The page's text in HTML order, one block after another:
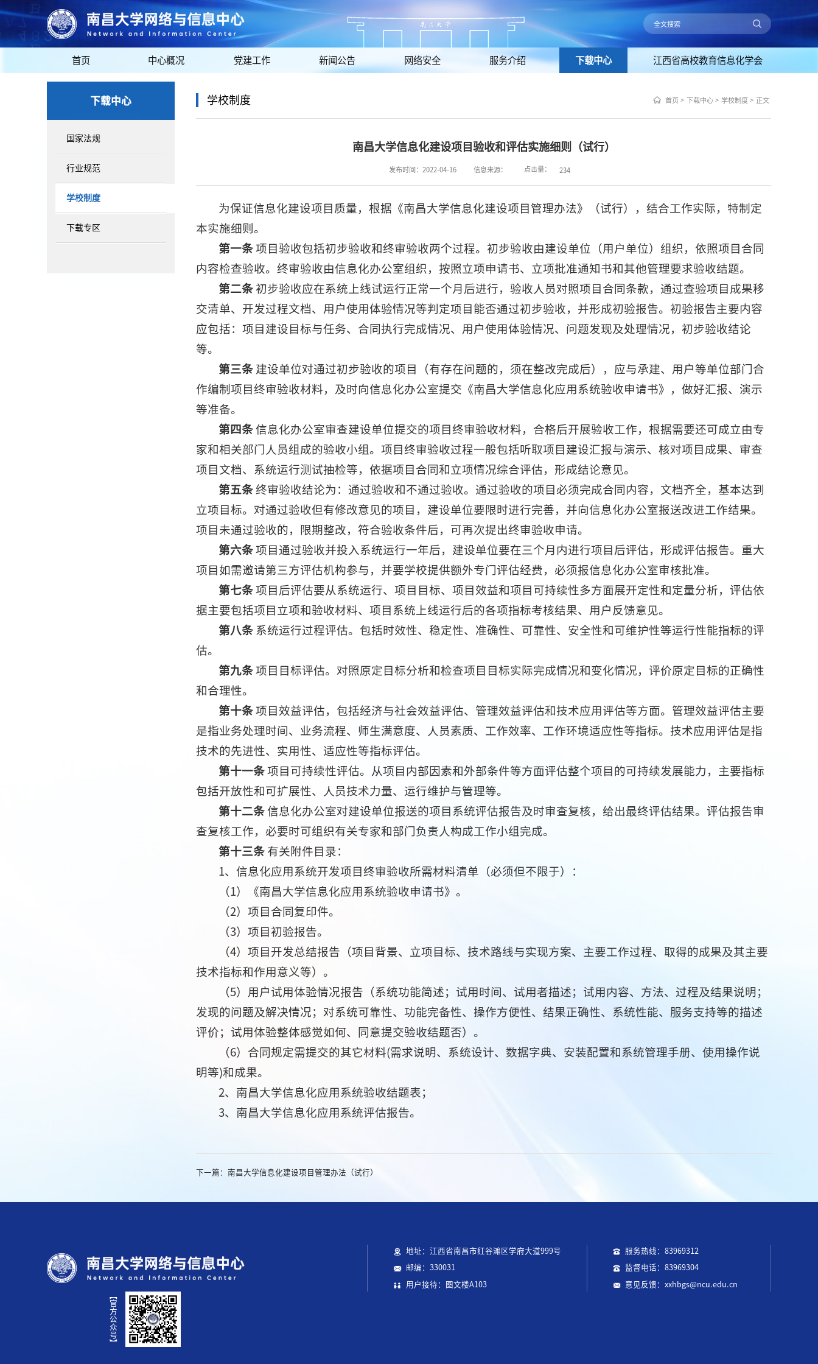
首页 中心概况 党建工作 新闻公告 网络安全 服务介绍 下载中心 江西省高校教育信息化学会
下载中心
国家法规
行业规范
学校制度
下载专区
学校制度 首页 > 下载中心 > 学校制度 > 正文
南昌大学信息化建设项目验收和评估实施细则（试行）
发布时间：2022-04-16 信息来源： 点击量： 234
为保证信息化建设项目质量，根据《南昌大学信息化建设项目管理办法》（试行），结合工作实际，特制定
本实施细则。
第一条 项目验收包括初步验收和终审验收两个过程。初步验收由建设单位（用户单位）组织，依照项目合同
内容检查验收。终审验收由信息化办公室组织，按照立项申请书、立项批准通知书和其他管理要求验收结题。
第二条 初步验收应在系统上线试运行正常一个月后进行，验收人员对照项目合同条款，通过查验项目成果移
交清单、开发过程文档、用户使用体验情况等判定项目能否通过初步验收，并形成初验报告。初验报告主要内容
应包括：项目建设目标与任务、合同执行完成情况、用户使用体验情况、问题发现及处理情况，初步验收结论
等。
第三条 建设单位对通过初步验收的项目（有存在问题的，须在整改完成后），应与承建、用户等单位部门合
作编制项目终审验收材料，及时向信息化办公室提交《南昌大学信息化应用系统验收申请书》，做好汇报、演示
等准备。
第四条信息化办公室审查建设单位提交的项目终审验收材料，合格后开展验收工作，根据需要还可成立由专
家和相关部门人员组成的验收小组。项目终审验收过程一般包括听取项目建设汇报与演示、核对项目成果、审查
项目文档、系统运行测试抽检等，依据项目合同和立项情况综合评估，形成结论意见。
第五条终审验收结论为：通过验收和不通过验收。通过验收的项目必须完成合同内容，文档齐全，基本达到
立项目标。对通过验收但有修改意见的项目，建设单位要限时进行完善，并向信息化办公室报送改进工作结果。
项目未通过验收的，限期整改，符合验收条件后，可再次提出终审验收申请。
第六条项目通过验收并投入系统运行一年后，建设单位要在三个月内进行项目后评估，形成评估报告。重大
项目如需邀请第三方评估机构参与，并要学校提供额外专门评估经费，必须报信息化办公室审核批准。
第七条项目后评估要从系统运行、项目目标、项目效益和项目可持续性多方面展开定性和定量分析，评估依
据主要包括项目立项和验收材料、项目系统上线运行后的各项指标考核结果、用户反馈意见。
第八条 系统运行过程评估。包括时效性、稳定性、准确性、可靠性、安全性和可维护性等运行性能指标的评
估。
第九条项目目标评估。对照原定目标分析和检查项目目标实际完成情况和变化情况，评价原定目标的正确性
和合理性。
第十条项目效益评估，包括经济与社会效益评估、管理效益评估和技术应用评估等方面。管理效益评估主要
是指业务处理时间、业务流程、师生满意度、人员素质、工作效率、工作环境适应性等指标。技术应用评估是指
技术的先进性、实用性、适应性等指标评估。
第十一条项目可持续性评估。从项目内部因素和外部条件等方面评估整个项目的可持续发展能力，主要指标
包括开放性和可扩展性、人员技术力量、运行维护与管理等。
第十二条信息化办公室对建设单位报送的项目系统评估报告及时审查复核，给出最终评估结果。评估报告审
查复核工作，必要时可组织有关专家和部门负责人构成工作小组完成。
第十三条 有关附件目录：
1、信息化应用系统开发项目终审验收所需材料清单（必须但不限于）：
（1）《南昌大学信息化应用系统验收申请书》。
（2）项目合同复印件。
（3）项目初验报告。
（4）项目开发总结报告（项目背景、立项目标、技术路线与实现方案、主要工作过程、取得的成果及其主要
技术指标和作用意义等）。
（5）用户试用体验情况报告（系统功能简述；试用时间、试用者描述；试用内容、方法、过程及结果说明；
发现的问题及解决情况；对系统可靠性、功能完备性、操作方便性、结果正确性、系统性能、服务支持等的描述
评价；试用体验整体感觉如何、同意提交验收结题否）。
（6）合同规定需提交的其它材料(需求说明、系统设计、数据字典、安装配置和系统管理手册、使用操作说
明等)和成果。
2、南昌大学信息化应用系统验收结题表；
3、南昌大学信息化应用系统评估报告。
下一篇： 南昌大学信息化建设项目管理办法（试行）
地址：江西省南昌市红谷滩区学府大道999号
邮编：330031
用户接待：图文楼A103
服务热线：83969312
监督电话：83969304
意见反馈：xxhbgs@ncu.edu.cn
【官方公众号】